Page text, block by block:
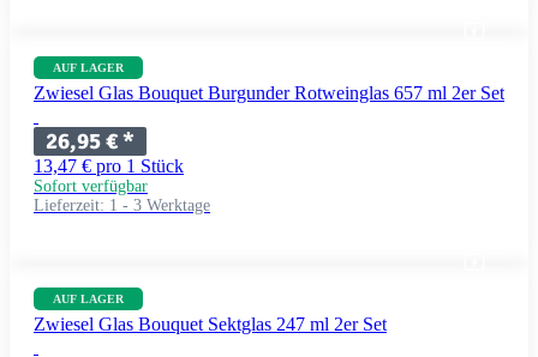
AUF LAGER
Zwiesel Glas Bouquet Burgunder Rotweinglas 657 ml 2er Set
26,95 €*
13,47 € pro 1 Stück
Sofort verfügbar
Lieferzeit: 1 - 3 Werktage
AUF LAGER
Zwiesel Glas Bouquet Sektglas 247 ml 2er Set